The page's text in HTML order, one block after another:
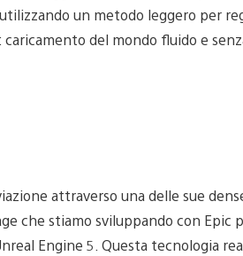
un metodo leggero per
del mondo fluido e
attraverso una delle sue
che stiamo sviluppando con
Engine 5. Questa tecnologia